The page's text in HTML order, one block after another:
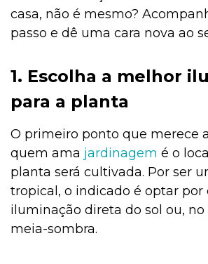
casa, não é mesmo?
passo e dê uma cara nova ao
1. Escolha a melhor
para a planta
O primeiro ponto que merece
quem ama jardinagem é o
planta será cultivada. Por ser
tropical, o indicado é optar por
iluminação direta do sol ou,
meia-sombra.